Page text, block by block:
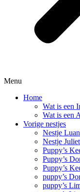
Menu
Home
Wat is een
Wat is een
Vorige nestjes
Nestje
Nestje
Puppy’s
Puppy’s
Puppy’s
puppy’s
puppy’s